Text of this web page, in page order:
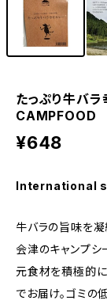
たっぷり牛バ
CAMPFOOD
¥648
International
牛バラの旨味を
会津のキャンプシ
元食材を積極的
でお届け。ゴミの